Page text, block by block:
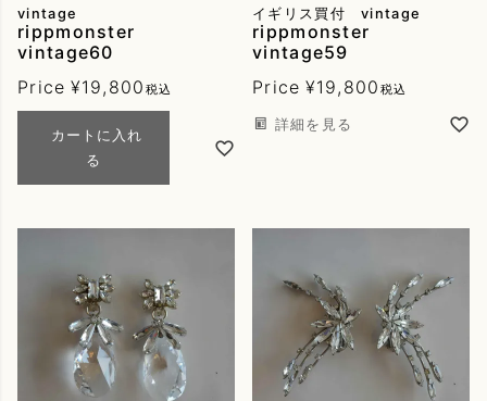
vintage
rippmonster
vintage60
Price ¥19,800 税込
カートに入れ
る
イギリス買付 vintage
rippmonster
vintage59
Price ¥19,800 税込
詳細を見る